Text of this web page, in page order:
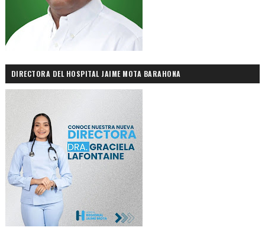
DIRECTORA DEL HOSPITAL JAIME MOTA BARAHONA